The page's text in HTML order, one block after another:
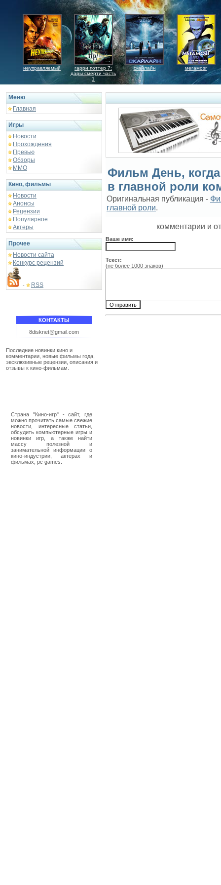
неуправляемый
гарри поттер 7:
дары смерти часть
1
скайлайн мегамозг
Меню
Главная
Игры
Новости
Прохождения
Превью
Обзоры
ММО
Кино, фильмы
Новости
Анонсы
Рецензии
Популярное
Актеры
Прочее
Новости сайта
Конкурс рецензий
- RSS
КОНТАКТЫ
8disknet@gmail.com
Последние новинки кино и
комментарии, новые фильмы года,
эксклюзивные рецензии, описания и
отзывы к кино-фильмам.
Страна "Кино-игр" - сайт, где
можно прочитать самые свежие
новости, интересные статьи,
обсудить компьютерные игры и
новинки игр, а также найти
массу полезной и
занимательной информации о
кино-индустрии, актерах и
фильмах, pc games.
Фильм День,
в главной роли
Оригинальная публикация -
главной роли.
комментарии и
Ваше имя:
Текст:
(не более 1000 знаков)